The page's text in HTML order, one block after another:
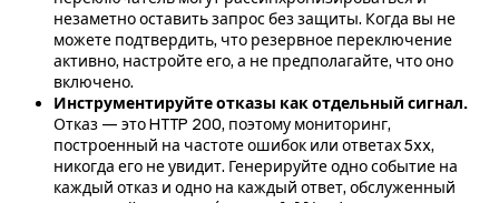
незаметно оставить запрос без защиты. Когда вы не
можете подтвердить, что резервное переключение
активно, настройте его, а не предполагайте, что оно
включено.
Инструментируйте отказы как отдельный сигнал.
Отказ — это HTTP 200, поэтому мониторинг,
построенный на частоте ошибок или ответах 5xx,
никогда его не увидит. Генерируйте одно событие на
каждый отказ и одно на каждый ответ, обслуженный